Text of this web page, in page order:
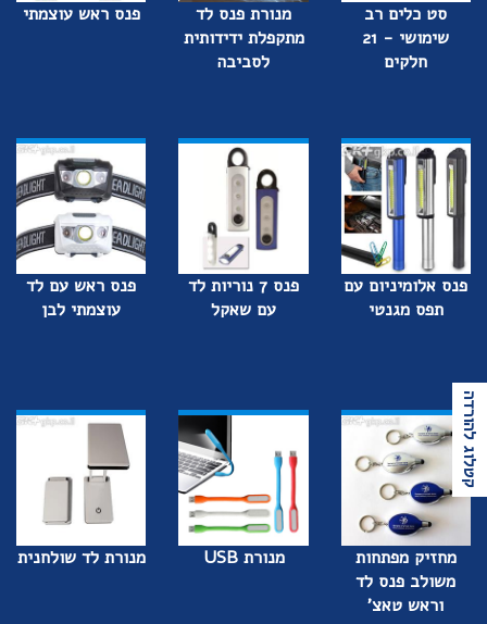
קטלוג להורדה
סט כלים רב
שימושי - 21
חלקים
מנורת פנס לד
מתקפלת ידידותית
לסביבה
פנס ראש עוצמתי
פנס אלומיניום עם
תפס מגנטי
פנס 7 נוריות לד
עם שאקל
פנס ראש עם לד
עוצמתי לבן
מחזיק מפתחות
משולב פנס לד
וראש טאצ'
מנורת USB מנורת לד שולחנית